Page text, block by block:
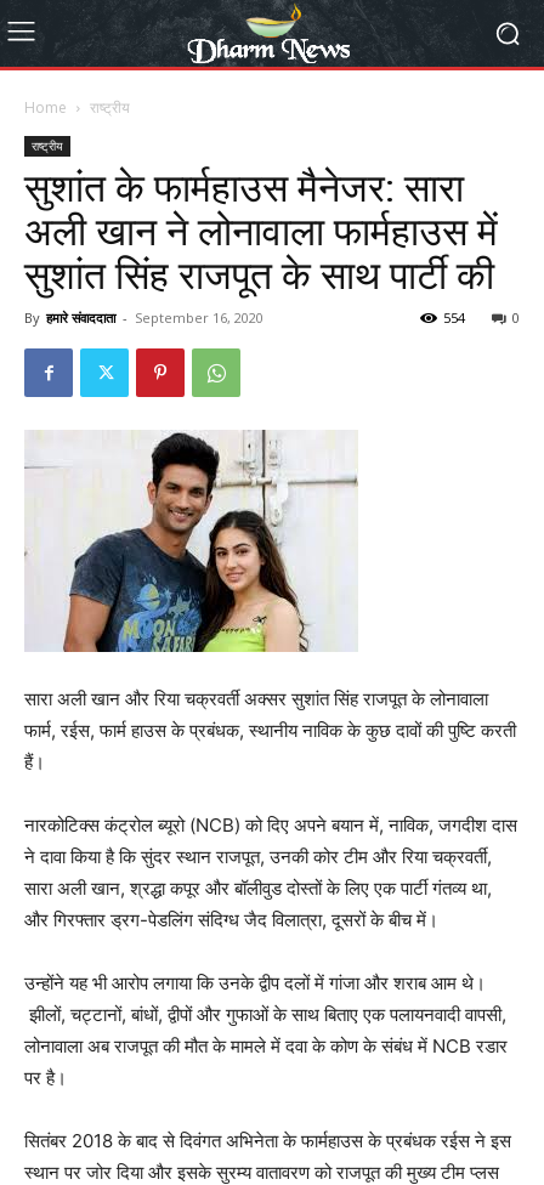
Home राष्ट्रीय
राष्ट्रीय
सुशांत के फार्महाउस मैनेजर: सारा
अली खान ने लोनावाला फार्महाउस में
सुशांत सिंह राजपूत के साथ पार्टी की
By हमारे संवाददाता - September 16, 2020 0
554
सारा अली खान और रिया चक्रवर्ती अक्सर सुशांत सिंह राजपूत के लोनावाला
फार्म, रईस, फार्म हाउस के प्रबंधक, स्थानीय नाविक के कुछ दावों की पुष्टि करती
हैं।
नारकोटिक्स कंट्रोल ब्यूरो (NCB) को दिए अपने बयान में, नाविक, जगदीश दास
ने दावा किया है कि सुंदर स्थान राजपूत, उनकी कोर टीम और रिया चक्रवर्ती,
सारा अली खान, श्रद्धा कपूर और बॉलीवुड दोस्तों के लिए एक पार्टी गंतव्य था,
और गिरफ्तार ड्रग-पेडलिंग संदिग्ध जैद विलात्रा, दूसरों के बीच में।
उन्होंने यह भी आरोप लगाया कि उनके द्वीप दलों में गांजा और शराब आम थे।
झीलों, चट्टानों, बांधों, द्वीपों और गुफाओं के साथ बिताए एक पलायनवादी वापसी,
लोनावाला अब राजपूत की मौत के मामले में दवा के कोण के संबंध में NCB रडार
पर है।
सितंबर 2018 के बाद से दिवंगत अभिनेता के फार्महाउस के प्रबंधक रईस ने इस
स्थान पर जोर दिया और इसके सुरम्य वातावरण को राजपूत की मुख्य टीम प्लस